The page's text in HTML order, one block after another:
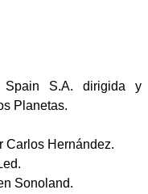
Spain S.A. dirigida y
Planetas.
Carlos Hernández.
Sonoland.